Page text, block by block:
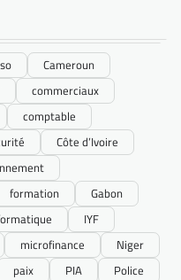
Cameroun
commerciaux
comptable
Côte d’Ivoire
formation
Gabon
IYF
microfinance
Niger
paix PIA
Police